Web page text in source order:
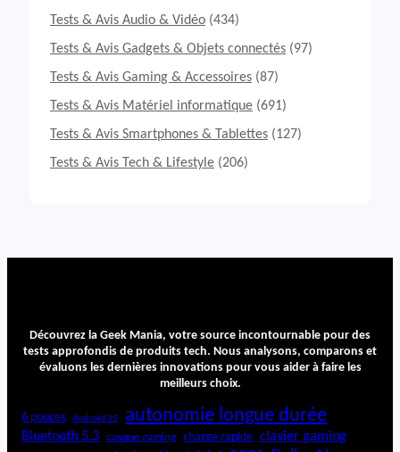
A
n
e
5
1
:
g
c
o
m
c
t
Tests & Avis Audio & Vidéo (434)
Tests & Avis Gadgets & Objets connectés (97)
Tests & Avis Gaming & Accessoires (87)
Tests & Avis Matériel informatique (691)
Tests & Avis Smartphones & Tablettes (127)
Tests & Avis Tech & Lifestyle (206)
Découvrez la Geek Mania, votre source incontournable pour des
tests approfondis de produits tech. Nous analysons, comparons et
évaluons les dernières innovations pour vous aider à faire les
meilleurs choix.
6 pouces Android 15 autonomie longue durée
Bluetooth 5.3 casque gaming charge rapide clavier gaming